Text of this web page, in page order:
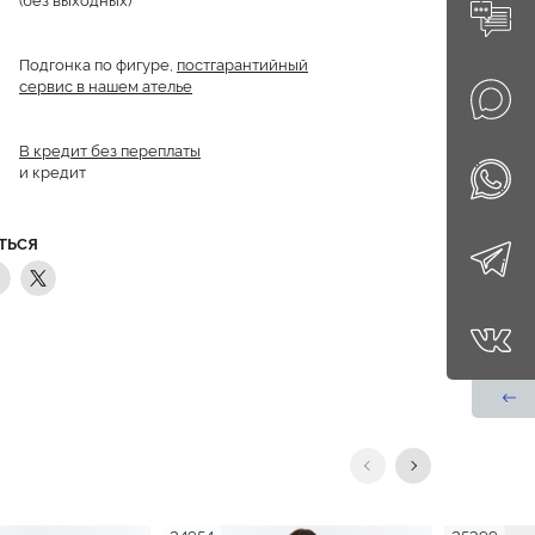
Подгонка по фигуре, постгарантийный
сервис в нашем ателье
В кредит без переплаты
и кредит